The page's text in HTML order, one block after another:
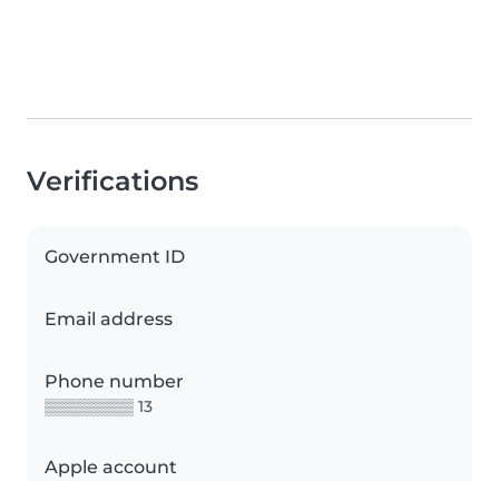
Verifications
Government ID
Email address
Phone number
▒▒▒▒▒▒▒▒ 13
Apple account